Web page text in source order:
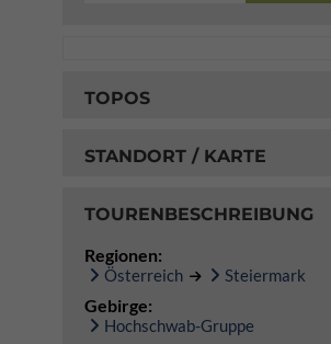
TOPOS
STANDORT / KARTE
TOURENBESCHREIBUNG
Regionen:
Österreich Steiermark
Gebirge:
Hochschwab-Gruppe